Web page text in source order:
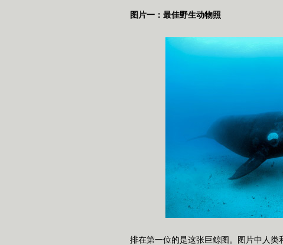
图片一：最佳野生动物照
排在第一位的是这张巨鲸图。图片中人类